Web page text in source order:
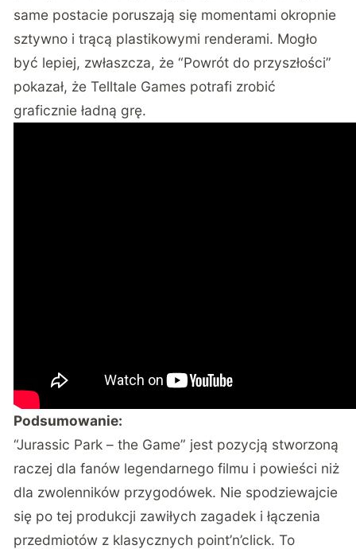
same postacie poruszają się momentami okropnie
sztywno i trącą plastikowymi renderami. Mogło
być lepiej, zwłaszcza, że “Powrót do przyszłości”
pokazał, że Telltale Games potrafi zrobić
graficznie ładną grę.
Podsumowanie:
“Jurassic Park – the Game” jest pozycją stworzoną
raczej dla fanów legendarnego filmu i powieści niż
dla zwolenników przygodówek. Nie spodziewajcie
się po tej produkcji zawiłych zagadek i łączenia
przedmiotów z klasycznych point’n’click. To